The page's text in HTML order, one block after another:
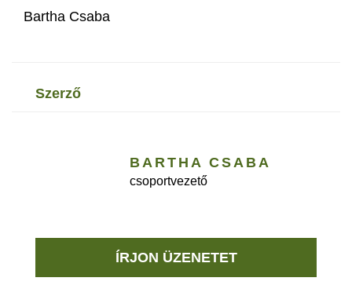
Bartha Csaba
szerző
BARTHA CSABA
csoportvezető
ÍRJON ÜZENETET